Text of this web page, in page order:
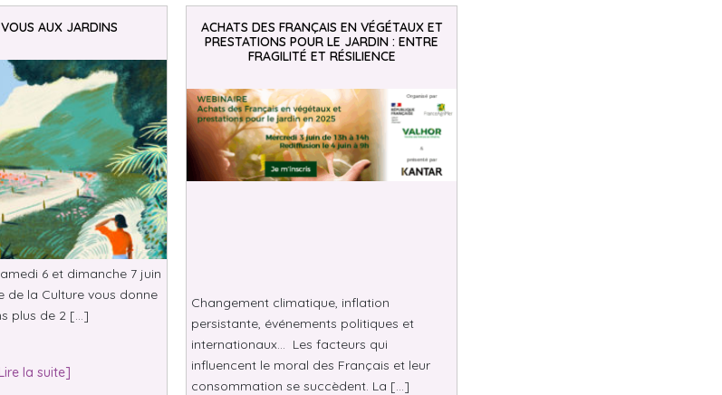
AUX JARDINS
6 et dimanche 7 juin
de la Culture vous donne
plus de 2 […]
la suite]
ACHATS DES FRANÇAIS EN VÉGÉTAUX ET
PRESTATIONS POUR LE JARDIN : ENTRE
FRAGILITÉ ET RÉSILIENCE
Changement climatique, inflation
persistante, événements politiques et
internationaux… Les facteurs qui
influencent le moral des Français et leur
consommation se succèdent. La […]